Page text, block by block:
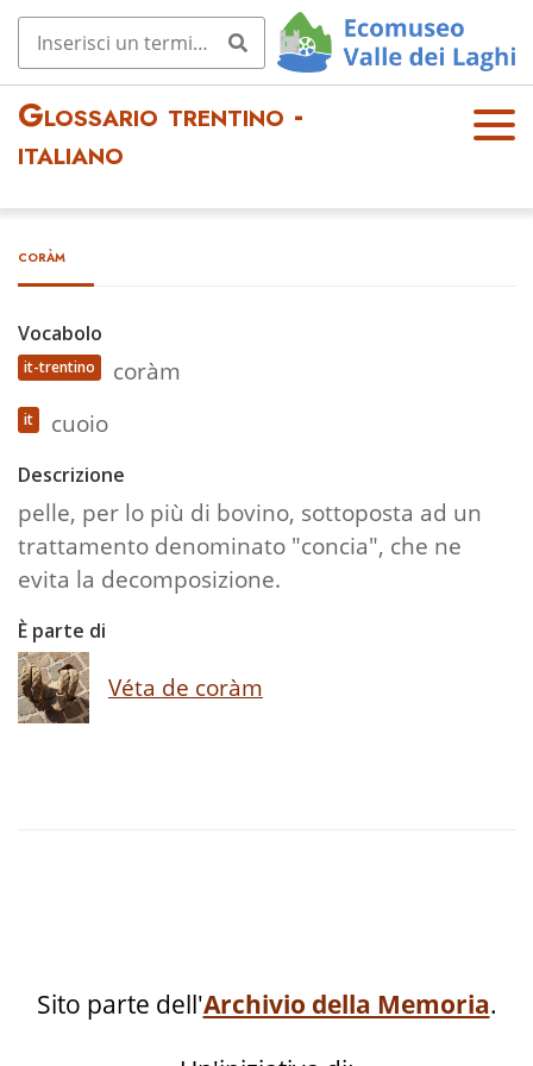
Glossario trentino -
italiano
OPE
coràm
Vocabolo
it-trentino coràm
it cuoio
Descrizione
pelle, per lo più di bovino, sottoposta ad un
trattamento denominato "concia", che ne
evita la decomposizione.
È parte di
Véta de coràm
Sito parte dell'Archivio della Memoria.